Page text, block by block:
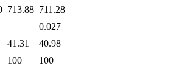
713.88 711.28
0.027
41.31
40.98
100 100